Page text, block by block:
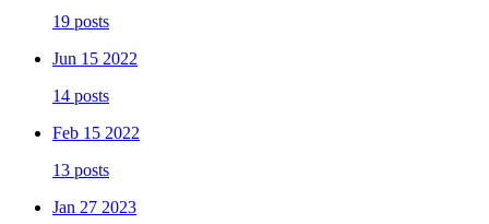
19 posts
Jun 15 2022
14 posts
Feb 15 2022
13 posts
Jan 27 2023